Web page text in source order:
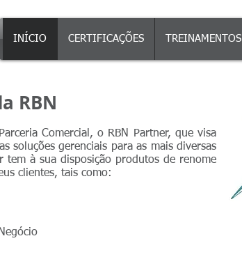
INÍCIO CERTIFICAÇÕES TREINAMENTOS
RBN
Comercial, o RBN Partner, que visa
soluções gerenciais para as mais diversas
tem à sua disposição produtos de renome
clientes, tais como:​